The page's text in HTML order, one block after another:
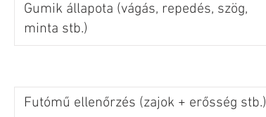
Gumik állapota (vágás, repedés, szög,
minta stb.)
Futómű ellenőrzés (zajok + erősség stb.)